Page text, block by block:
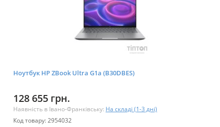
Ноутбук HP ZBook Ultra G1a (B30DBES)
128 655 грн.
Наявність в Івано-Франківську: На складі (1-3 дні)
Код товару: 2954032